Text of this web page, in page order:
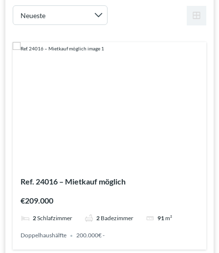
Ref. 24016 – Mietkauf möglich
€209.000
2Schlafzimmer 2 Badezimmer 91m²
Doppelhaushälfte 200.000€ -